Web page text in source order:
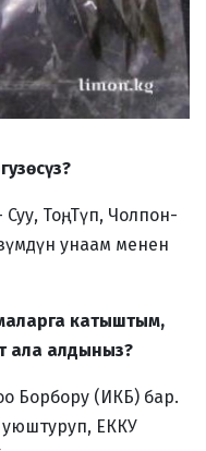
Тоң, Түп, Чолпон-
унаам менен
катыштым,
ала алдыныз?
Борбору (ИКБ) бар.
ЕККУ